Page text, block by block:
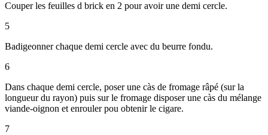
Couper les feuilles d brick en 2 pour avoir une demi cercle.
5
Badigeonner chaque demi cercle avec du beurre fondu.
6
Dans chaque demi cercle, poser une càs de fromage râpé (sur la
longueur du rayon) puis sur le fromage disposer une càs du mélange
viande-oignon et enrouler pou obtenir le cigare.
7